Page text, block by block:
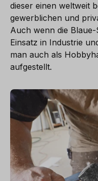
dieser einen weltweit
gewerblichen und
Auch wenn die
Einsatz in Industrie
man auch als
aufgestellt.